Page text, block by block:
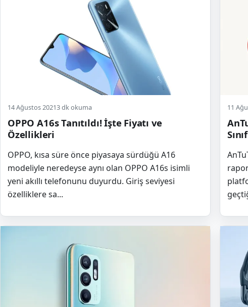
14 Ağustos 20213 dk okuma
OPPO A16s Tanıtıldı! İşte Fiyatı ve
Özellikleri
OPPO, kısa süre önce piyasaya sürdüğü A16
modeliyle neredeyse aynı olan OPPO A16s isimli
yeni akıllı telefonunu duyurdu. Giriş seviyesi
özelliklere sa...
11